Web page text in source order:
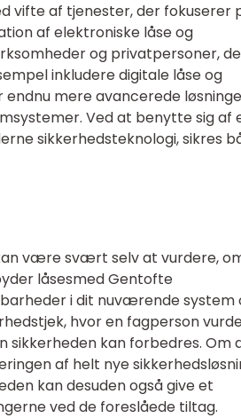
vifte af tjenester, der fokuserer
af elektroniske låse og
og privatpersoner,
inkludere digitale låse og
mere avancerede
Ved at benytte sig af
sikkerhedsteknologi, sikres
være svært selv at vurdere,
låsesmed Gentofte
i dit nuværende system
hvor en fagperson
kan forbedres. Om
af helt nye
kan desuden også give et
ved de foreslåede tiltag.